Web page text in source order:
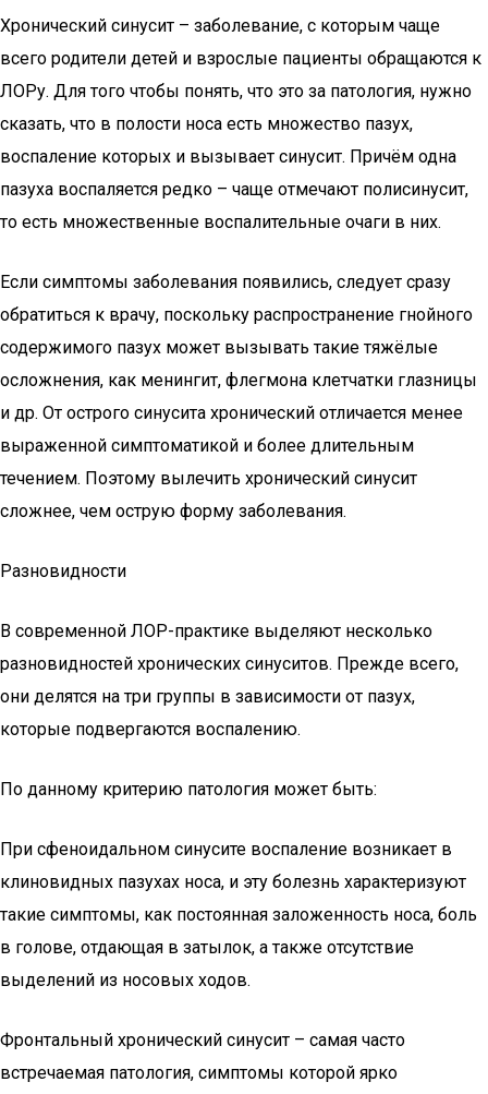
Хронический синусит – заболевание, с которым чаще
всего родители детей и взрослые пациенты обращаются к
ЛОРу. Для того чтобы понять, что это за патология, нужно
сказать, что в полости носа есть множество пазух,
воспаление которых и вызывает синусит. Причём одна
пазуха воспаляется редко – чаще отмечают полисинусит,
то есть множественные воспалительные очаги в них.
Если симптомы заболевания появились, следует сразу
обратиться к врачу, поскольку распространение гнойного
содержимого пазух может вызывать такие тяжёлые
осложнения, как менингит, флегмона клетчатки глазницы
и др. От острого синусита хронический отличается менее
выраженной симптоматикой и более длительным
течением. Поэтому вылечить хронический синусит
сложнее, чем острую форму заболевания.
Разновидности
В современной ЛОР-практике выделяют несколько
разновидностей хронических синуситов. Прежде всего,
они делятся на три группы в зависимости от пазух,
которые подвергаются воспалению.
По данному критерию патология может быть:
При сфеноидальном синусите воспаление возникает в
клиновидных пазухах носа, и эту болезнь характеризуют
такие симптомы, как постоянная заложенность носа, боль
в голове, отдающая в затылок, а также отсутствие
выделений из носовых ходов.
Фронтальный хронический синусит – самая часто
встречаемая патология, симптомы которой ярко